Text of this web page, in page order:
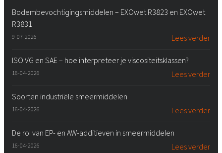
Bodembevochtigingsmiddelen – EXOwet R3823 en EXOwet
R3831
9-07-2026 Lees verder
ISO VG en SAE – hoe interpreteer je viscositeitsklassen?
16-04-2026 Lees verder
Soorten industriële smeermiddelen
16-04-2026 Lees verder
De rol van EP- en AW-additieven in smeermiddelen
16-04-2026 Lees verder